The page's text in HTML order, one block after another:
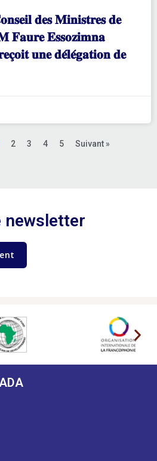
𝐝𝐞𝐬 𝐌𝐢𝐧𝐢𝐬𝐭𝐫𝐞𝐬 𝐝𝐞
𝐄𝐬𝐬𝐨𝐳𝐢𝐦𝐧𝐚
𝐮𝐧𝐞 𝐝𝐞́𝐥𝐞́𝐠𝐚𝐭𝐢𝐨𝐧 𝐝𝐞
2 3 4 5 Suivant »
newsletter